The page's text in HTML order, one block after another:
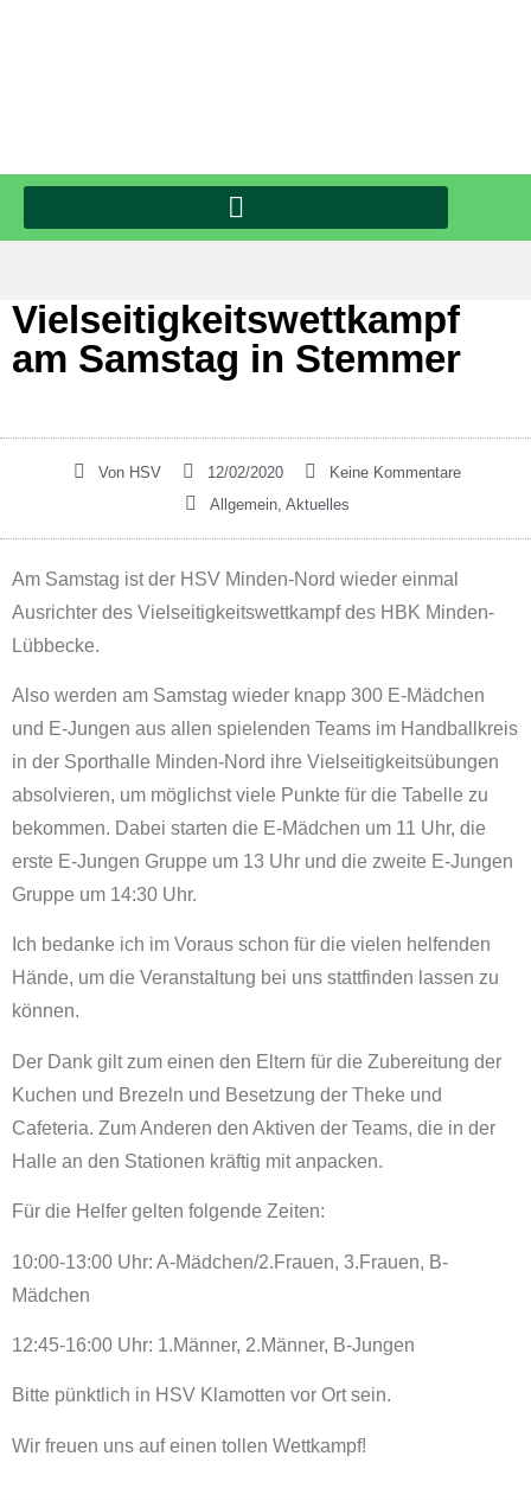
Vielseitigkeitswettkampf
am Samstag in Stemmer
Von HSV 12/02/2020
Keine Kommentare
Allgemein Aktuelles
Am Samstag ist der HSV Minden-Nord wieder einmal
Ausrichter des Vielseitigkeitswettkampf des HBK Minden-
Lübbecke.
Also werden am Samstag wieder knapp 300 E-Mädchen
und E-Jungen aus allen spielenden Teams im Handballkreis
in der Sporthalle Minden-Nord ihre Vielseitigkeitsübungen
absolvieren, um möglichst viele Punkte für die Tabelle zu
bekommen. Dabei starten die E-Mädchen um 11 Uhr, die
erste E-Jungen Gruppe um 13 Uhr und die zweite E-Jungen
Gruppe um 14:30 Uhr.
Ich bedanke ich im Voraus schon für die vielen helfenden
Hände, um die Veranstaltung bei uns stattfinden lassen zu
können.
Der Dank gilt zum einen den Eltern für die Zubereitung der
Kuchen und Brezeln und Besetzung der Theke und
Cafeteria. Zum Anderen den Aktiven der Teams, die in der
Halle an den Stationen kräftig mit anpacken.
Für die Helfer gelten folgende Zeiten:
10:00-13:00 Uhr: A-Mädchen/2.Frauen, 3.Frauen, B-
Mädchen
12:45-16:00 Uhr: 1.Männer, 2.Männer, B-Jungen
Bitte pünktlich in HSV Klamotten vor Ort sein.
Wir freuen uns auf einen tollen Wettkampf!